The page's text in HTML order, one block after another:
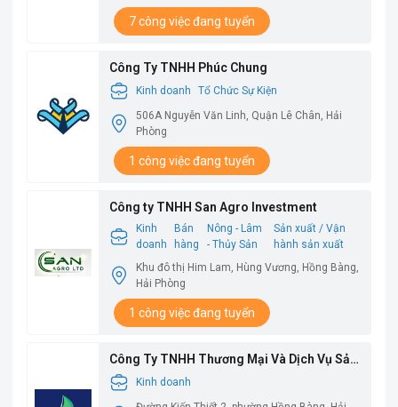
7 công việc đang tuyển
Công Ty TNHH Phúc Chung
Kinh doanh
Tổ Chức Sự Kiện
506A Nguyễn Văn Linh, Quận Lê Chân, Hải
Phòng
1 công việc đang tuyển
Công ty TNHH San Agro Investment
Kinh
doanh
Bán
hàng
Nông - Lâm
- Thủy Sản
Sản xuất / Vận
hành sản xuất
Khu đô thị Him Lam, Hùng Vương, Hồng Bàng,
Hải Phòng
1 công việc đang tuyển
Công Ty TNHH Thương Mại Và Dịch Vụ Sản
Xuất Thuận Phong
Kinh doanh